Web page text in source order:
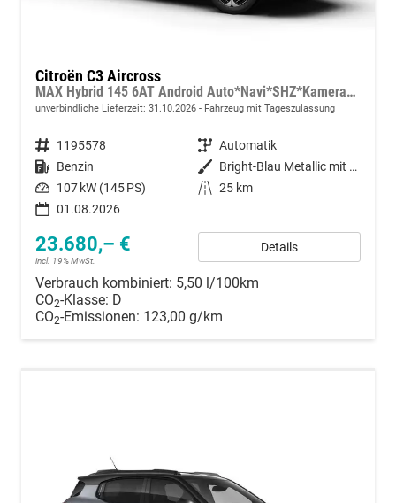
Citroën C3 Aircross
MAX Hybrid 145 6AT Android Auto*Navi*SHZ*Kamera*Totwinkel*Keyless*17"*Klimaauto
unverbindliche Lieferzeit: 31.10.2026 Fahrzeug mit Tageszulassung
Fahrzeugnummer 1195578 Getriebe Automatik
Kraftstoff Benzin Außenfarbe
Bright-Blau Metallic mit schwarzem Dach
Leistung 107 kW (145 PS) Kilometerstand 25 km
01.08.2026
23.680,– €
incl. 19% MwSt.
Details
Verbrauch kombiniert: 5,50 l/100km
CO2-Klasse: D
CO2-Emissionen: 123,00 g/km